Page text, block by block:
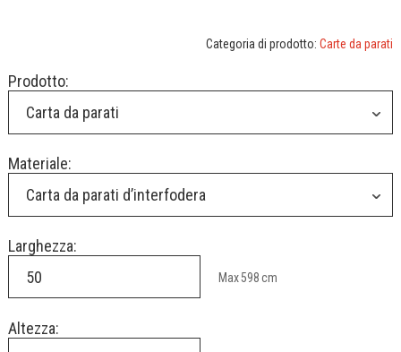
Categoria di prodotto: Carte da parati
Prodotto:
Carta da parati
Materiale:
Carta da parati d’interfodera
Larghezza:
Max598cm
Altezza: